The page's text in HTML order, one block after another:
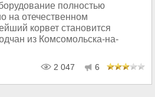
полностью
на отечественном
корвет становится
из Комсомольска-на-
2 047 6